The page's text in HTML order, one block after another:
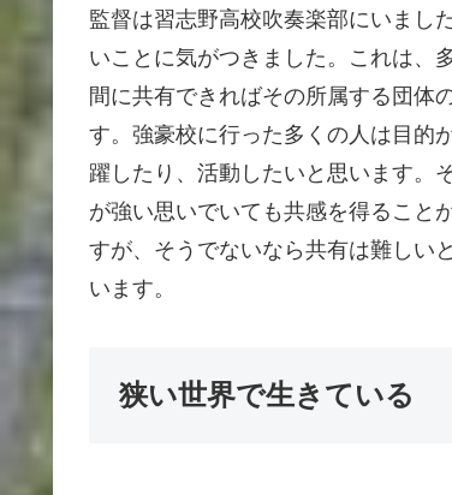
監督は習志野高校吹奏楽部にいまし
いことに気がつきました。これは、
間に共有できればその所属する団体
す。強豪校に行った多くの人は目的
躍したり、活動したいと思います。
が強い思いでいても共感を得ること
すが、そうでないなら共有は難しい
います。
狭い世界で生きている